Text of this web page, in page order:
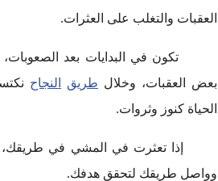
العقبات والتغلب على العثرات.
تكون في البدايات بعد
بعض العقبات، وخلال طريق النجاح
الحياة كنوز وثروات.
إذا تعثرت في المشي في طريقك،
وواصل طريقك لتحقق هدفك.